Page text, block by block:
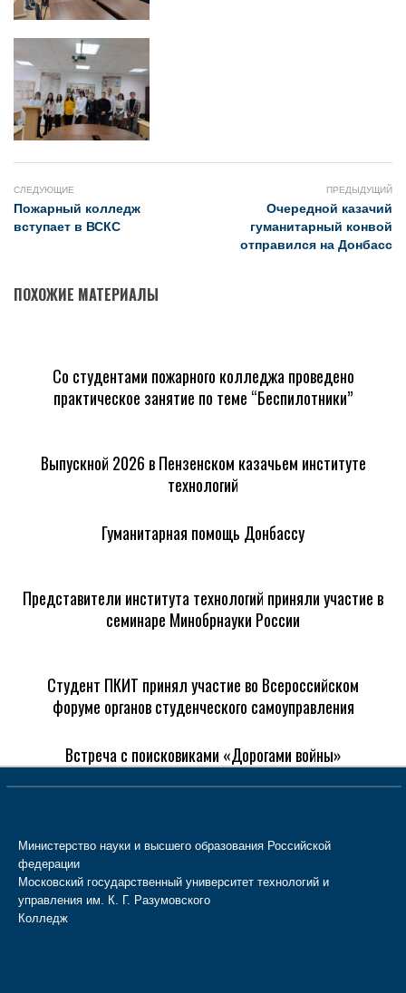
СЛЕДУЮЩИЕ
Пожарный колледж
вступает в ВСКС
ПРЕДЫДУЩИЙ
Очередной казачий
гуманитарный конвой
отправился на Донбасс
ПОХОЖИЕ МАТЕРИАЛЫ
Со студентами пожарного колледжа проведено
практическое занятие по теме “Беспилотники”
Выпускной 2026 в Пензенском казачьем институте
технологий
Гуманитарная помощь Донбассу
Представители института технологий приняли участие в
семинаре Минобрнауки России
Студент ПКИТ принял участие во Всероссийском
форуме органов студенческого самоуправления
Встреча с поисковиками «Дорогами войны»
Министерство науки и высшего образования Российской
федерации
Московский государственный университет технологий и
управления им. К. Г. Разумовского
Колледж